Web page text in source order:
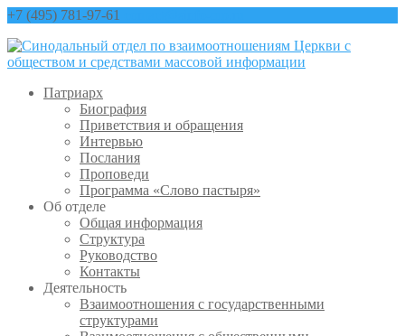
+7 (495) 781-97-61
Патриарх
Биография
Приветствия и обращения
Интервью
Послания
Проповеди
Программа «Слово пастыря»
Об отделе
Общая информация
Структура
Руководство
Контакты
Деятельность
Взаимоотношения с государственными
структурами